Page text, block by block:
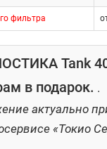
фильтра
Tank
в подарок. .
актуально
«Токио